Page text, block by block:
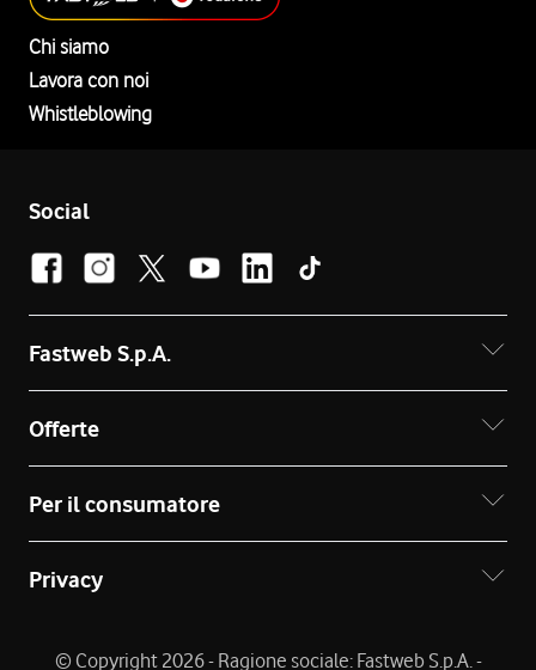
Chi siamo
Lavora con noi
Whistleblowing
Social
Fastweb S.p.A.
Offerte
Per il consumatore
Privacy
© Copyright 2026 - Ragione sociale: Fastweb S.p.A. -